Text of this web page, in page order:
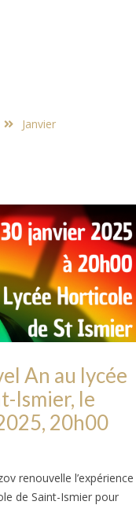
Janvier
An au lycée
Ismier, le
20h00
renouvelle l’expérience
de Saint-Ismier pour